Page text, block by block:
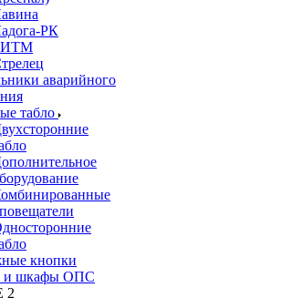
РК
аварийного
табло
кнопки
и шкафы ОПС
2